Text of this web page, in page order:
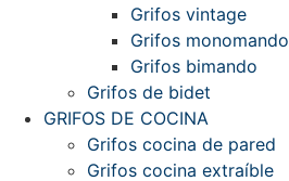
Grifos vintage
Grifos monomando
Grifos bimando
Grifos de bidet
GRIFOS DE COCINA
Grifos cocina de pared
Grifos cocina extraíble